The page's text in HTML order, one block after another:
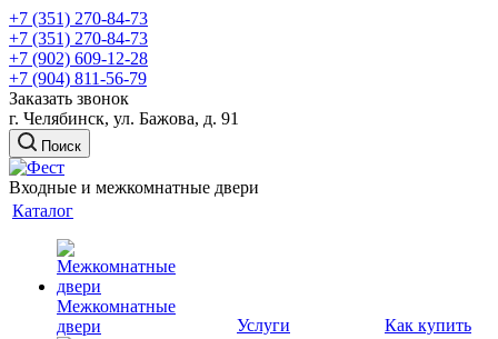
+7 (351) 270-84-73
+7 (351) 270-84-73
+7 (902) 609-12-28
+7 (904) 811-56-79
Заказать звонок
г. Челябинск, ул. Бажова, д. 91
Поиск
Входные и межкомнатные двери
Каталог
Межкомнатные
двери
Услуги
Как купить